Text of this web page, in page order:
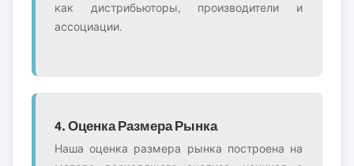
как дистрибьюторы, производители и
ассоциации.
4. Оценка Размера Рынка
Наша оценка размера рынка построена на